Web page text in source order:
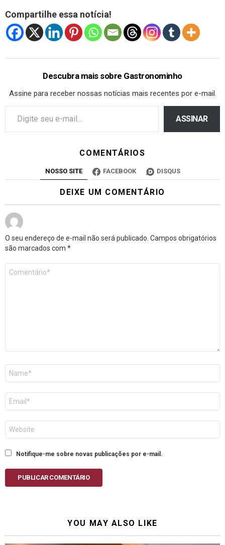
Compartilhe essa notícia!
Descubra mais sobre Gastronominho
Assine para receber nossas notícias mais recentes por e-mail.
ASSINAR
COMENTÁRIOS
NOSSO SITE FACEBOOK DISQUS
DEIXE UM COMENTÁRIO
O seu endereço de e-mail não será publicado. Campos obrigatórios
são marcados com *
mail
Notifique-me sobre novas publicações por e-mail.
PUBLICAR COMENTÁRIO
YOU MAY ALSO LIKE